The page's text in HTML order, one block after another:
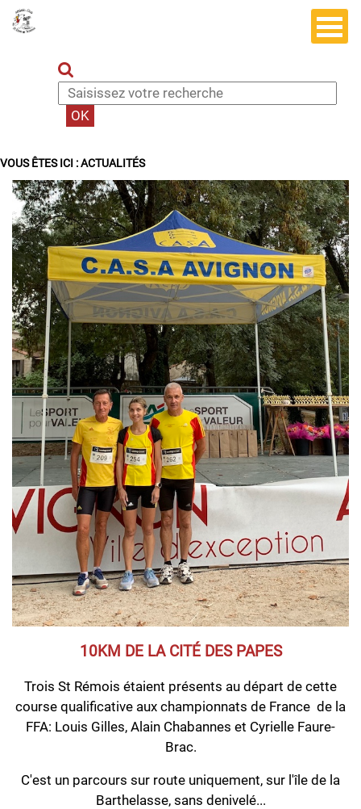
VOUS ÊTES ICI :ACTUALITÉS
10KM DE LA CITÉ DES PAPES
Trois St Rémois étaient présents au départ de cette
course qualificative aux championnats de France de la
FFA: Louis Gilles, Alain Chabannes et Cyrielle Faure-
Brac.
C'est un parcours sur route uniquement, sur l'île de la
Barthelasse, sans denivelé...